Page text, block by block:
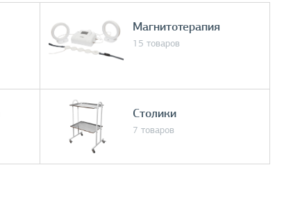
Магнитотерапия
15 товаров
Столики
7 товаров